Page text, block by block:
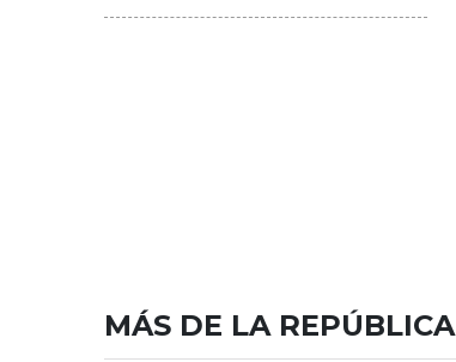
MÁS DE LA REPÚBLICA